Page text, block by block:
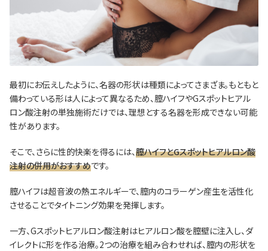
最初にお伝えしたように、名器の形状は種類によってさまざま。もともと
備わっている形は人によって異なるため、膣ハイフやGスポットヒアル
ロン酸注射の単独施術だけでは、理想とする名器を形成できない可能
性があります。
そこで、さらに性的快楽を得るには、膣ハイフとGスポットヒアルロン酸
注射の併用がおすすめです。
膣ハイフは超音波の熱エネルギーで、膣内のコラーゲン産生を活性化
させることでタイトニング効果を発揮します。
一方、Gスポットヒアルロン酸注射はヒアルロン酸を膣壁に注入し、ダ
イレクトに形を作る治療。2つの治療を組み合わせれば、膣内の形状を